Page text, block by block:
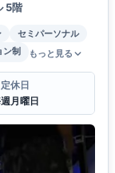
5階
セミパーソナル
ン制 もっと見る
定休日
月曜日